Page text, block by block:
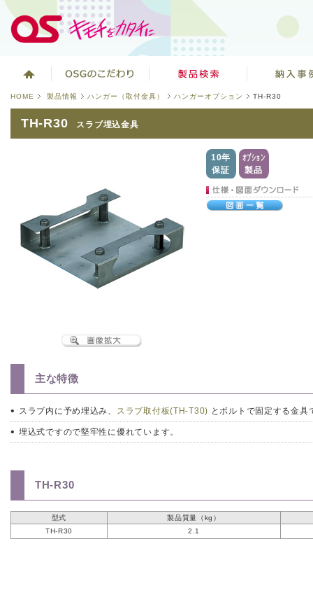
HOME 製品情報 ハンガー（取付金具） ハンガーオプション TH-R30
TH-R30 スラブ埋込金具
10年
保証
オプション
製品
主な特徴
スラブ内に予め埋込み、 スラブ取付板(TH-T30) とボルトで固定する金具
埋込式ですので堅牢性に優れています。
TH-R30
型式
製品質量（kg）
TH-R30
2.1